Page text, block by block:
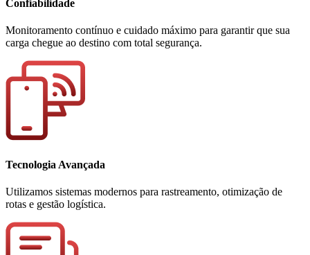
Confiabilidade
Monitoramento contínuo e cuidado máximo para garantir que sua
carga chegue ao destino com total segurança.
Tecnologia Avançada
Utilizamos sistemas modernos para rastreamento, otimização de
rotas e gestão logística.